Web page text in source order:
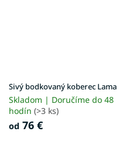
Sivý bodkovaný koberec Lama
Skladom | Doručíme do 48
hodín (>3 ks)
od 76 €